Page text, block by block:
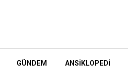
GÜNDEM ANSIKLOPEDI